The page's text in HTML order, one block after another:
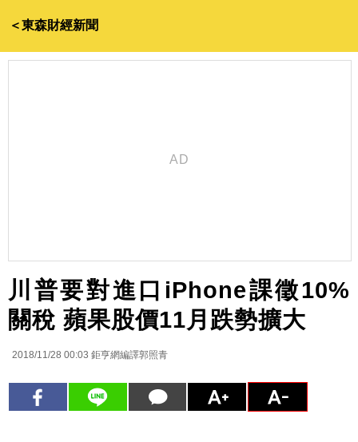
＜東森財經新聞
川普要對進口iPhone課徵10%
關稅 蘋果股價11月跌勢擴大
2018/11/28 00:03 鉅亨網編譯郭照青